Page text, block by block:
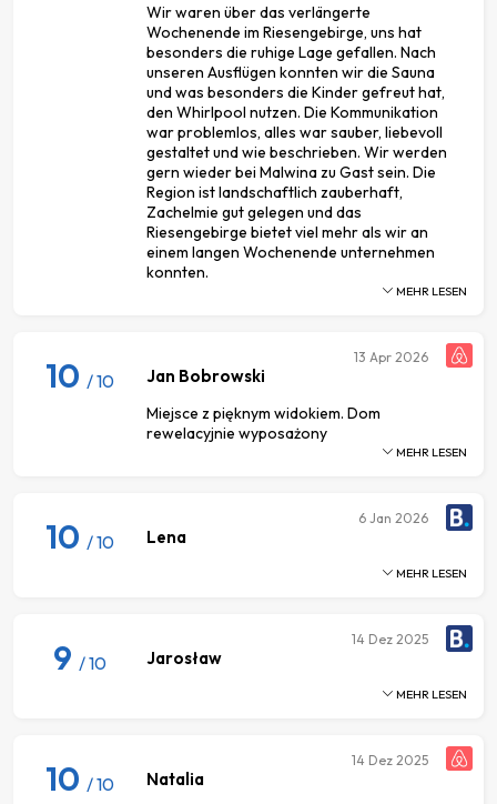
Wir waren über das verlängerte
Wochenende im Riesengebirge, uns hat
besonders die ruhige Lage gefallen. Nach
unseren Ausflügen konnten wir die Sauna
und was besonders die Kinder gefreut hat,
den Whirlpool nutzen. Die Kommunikation
war problemlos, alles war sauber, liebevoll
gestaltet und wie beschrieben. Wir werden
gern wieder bei Malwina zu Gast sein. Die
Region ist landschaftlich zauberhaft,
Zachelmie gut gelegen und das
Riesengebirge bietet viel mehr als wir an
einem langen Wochenende unternehmen
konnten.
MEHR LESEN
10 / 10 Jan Bobrowski
Miejsce z pięknym widokiem. Dom
rewelacyjnie wyposażony
13 Apr 2026
MEHR LESEN
10 / 10 Lena
6 Jan 2026
MEHR LESEN
9 / 10 Jarosław
14 Dez 2025
MEHR LESEN
10 / 10 Natalia
14 Dez 2025